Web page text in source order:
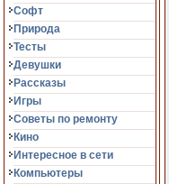
Софт
Природа
Тесты
Девушки
Рассказы
Игры
Советы по ремонту
Кино
Интересное в сети
Компьютеры